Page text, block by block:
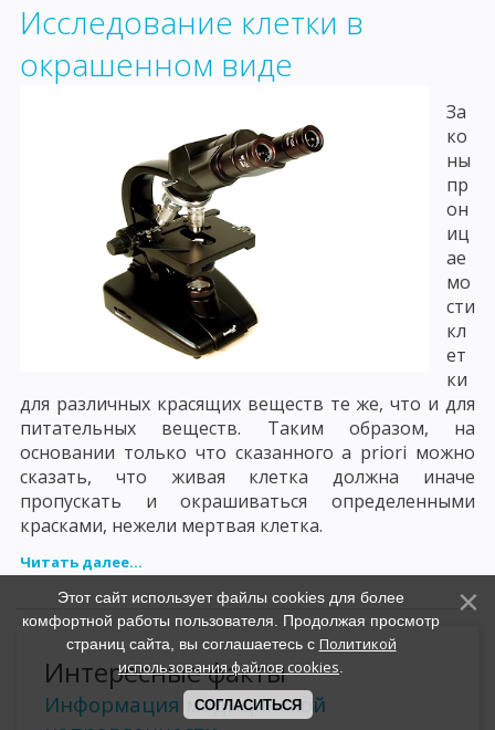
Исследование клетки в
окрашенном виде
За
ко
ны
пр
он
иц
ае
мо
сти
кл
ет
ки
для различных красящих веществ те же, что и для
питательных веществ. Таким образом, на
основании только что сказанного a priori можно
сказать, что живая клетка должна иначе
пропускать и окрашиваться определенными
красками, нежели мертвая клетка.
Читать далее...
Интересные факты
Информация медицинской
Этот сайт использует файлы cookies для более
комфортной работы пользователя. Продолжая просмотр
страниц сайта, вы соглашаетесь с Политикой
использования файлов cookies
СОГЛАСИТЬСЯ